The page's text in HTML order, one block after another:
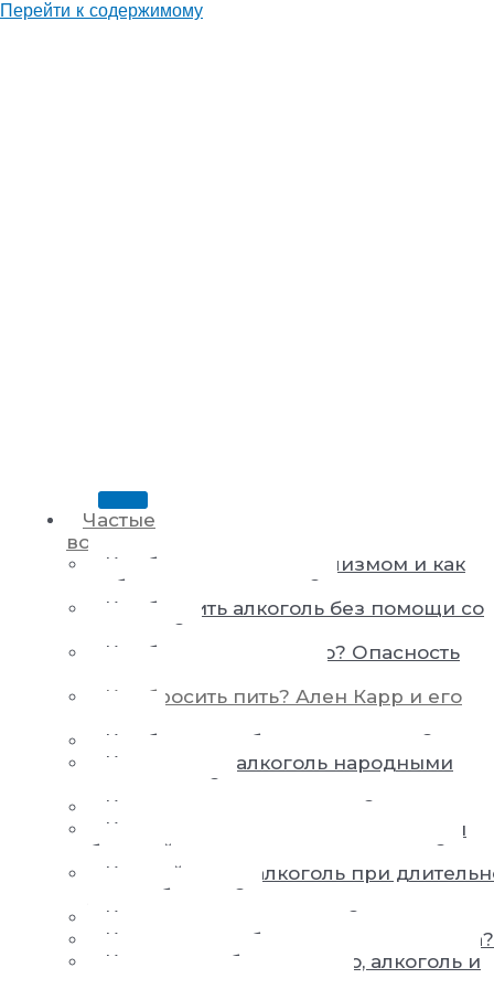
Перейти к содержимому
Частые
вопросы
Как бороться с алкоголизмом и как
победить алкоголизм?
Как бросить алкоголь без помощи со
стороны?
Как бросить пить пиво? Опасность
Как бросить пить? Ален Карр и его
Как быстро побороть похмелье?
Как вывести алкоголь народными
средствами?
Как вылечить алкоголика?
Как вылечить от пьянства, если сам
больной не хочет выздоровления?
Как действует алкоголь при
употреблении?
Как жить с алкоголиком?
Как заставить бросить пить человека?
Как не пить больше пиво, алкоголь и